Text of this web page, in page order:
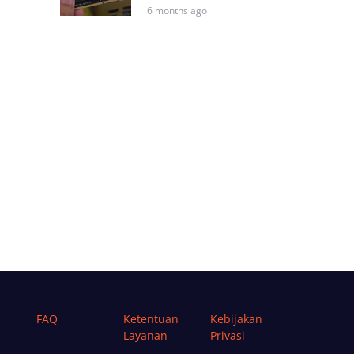
6 months ago
FAQ
Ketentuan
Layanan
Kebijakan
Privasi